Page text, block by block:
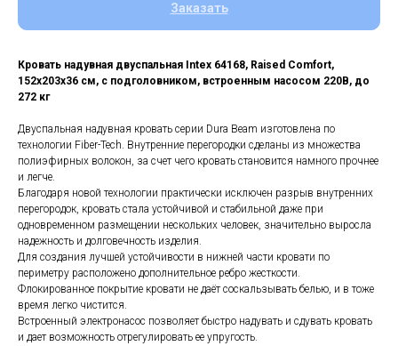
Заказать
Кровать надувная двуспальная Intex 64168, Raised Comfort,
152х203х36 см, с подголовником, встроенным насосом 220В, до
272 кг
Двуспальная надувная кровать серии Dura Beam изготовлена по
технологии Fiber-Tech. Внутренние перегородки сделаны из множества
полиэфирных волокон, за счет чего кровать становится намного прочнее
и легче.
Благодаря новой технологии практически исключен разрыв внутренних
перегородок, кровать стала устойчивой и стабильной даже при
одновременном размещении нескольких человек, значительно выросла
надежность и долговечность изделия.
Для создания лучшей устойчивости в нижней части кровати по
периметру расположено дополнительное ребро жесткости.
Флокированное покрытие кровати не даёт соскальзывать белью, и в тоже
время легко чистится.
Встроенный электронасос позволяет быстро надувать и сдувать кровать
и дает возможность отрегулировать ее упругость.